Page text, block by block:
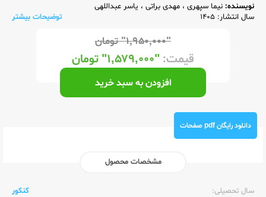
نویسنده: نیما سپهری ، مهدی براتی ، یاسر عبداللهی
سال انتشار: 1405
توضیحات بیشتر
"۱,۹۵۰,۰۰۰" تومان
قیمت: "۱,۵۷۹,۰۰۰" تومان
افزودن به سبد خرید
دانلود رایگان pdf صفحات
مشخصات محصول
سال تحصیلی:‌
کنکور